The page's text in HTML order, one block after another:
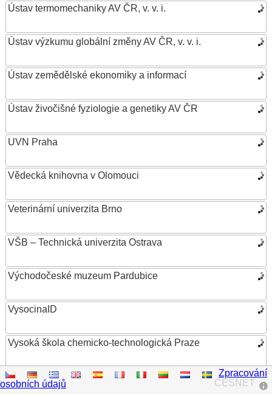
Ústav termomechaniky AV ČR, v. v. i.
Ústav výzkumu globální změny AV ČR, v. v. i.
Ústav zemědělské ekonomiky a informací
Ústav živočišné fyziologie a genetiky AV ČR
UVN Praha
Vědecká knihovna v Olomouci
Veterinární univerzita Brno
VŠB – Technická univerzita Ostrava
Východočeské muzeum Pardubice
VysocinaID
Vysoká škola chemicko-technologická Praze
Vysoká škola ekonomická v Praze
CESNET
Zpracování
osobních údajů